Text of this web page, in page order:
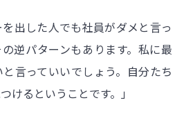
を出した人でも社員がダメと言っ
逆パターンもあります。私に最
言っていいでしょう。自分たち
けるということです。」